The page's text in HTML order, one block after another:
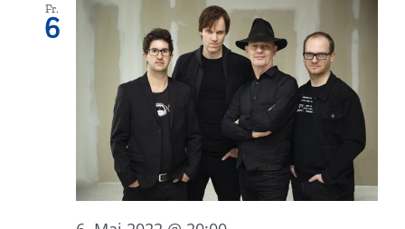
Fr.
6